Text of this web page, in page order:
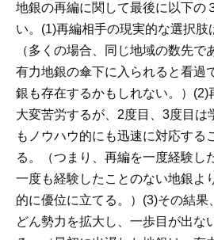
地銀の再編に関して最後に以下の
い。(1)再編相手の現実的な選択肢
（多くの場合、同じ地域の数先で
有力地銀の傘下に入られると看過
銀も存在するかもしれない。）(2)
大変苦労するが、2度目、3度目は
もノウハウ的にも迅速に対応する
る。（つまり、再編を一度経験し
一度も経験したことのない地銀よ
的に優位に立てる。）(3)その結果
どん勢力を拡大し、一歩目が出な